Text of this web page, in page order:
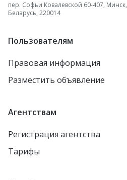
пер. Софьи Ковалевской 60-407, Минск,
Беларусь, 220014
Пользователям
Правовая информация
Разместить объявление
Агентствам
Регистрация агентства
Тарифы